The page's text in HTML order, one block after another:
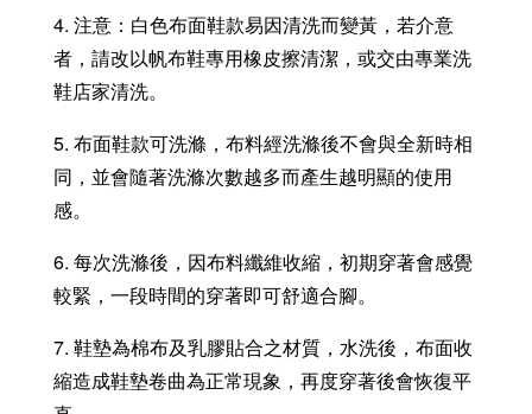
4. 注意：白色布面鞋款易因清洗而變黃，若介意
者，請改以帆布鞋專用橡皮擦清潔，或交由專業洗
鞋店家清洗。
5. 布面鞋款可洗滌，布料經洗滌後不會與全新時相
同，並會隨著洗滌次數越多而產生越明顯的使用
感。
6. 每次洗滌後，因布料纖維收縮，初期穿著會感覺
較緊，一段時間的穿著即可舒適合腳。
7. 鞋墊為棉布及乳膠貼合之材質，水洗後，布面收
縮造成鞋墊卷曲為正常現象，再度穿著後會恢復平